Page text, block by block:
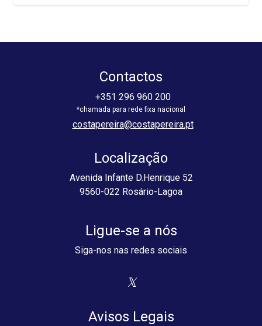
Contactos
+351 296 960 200
costapereira@costapereira.pt
Localização
Avenida Infante D.Henrique 52
9560-022 Rosário-Lagoa
Ligue-se a nós
Siga-nos nas redes sociais
Avisos Legais